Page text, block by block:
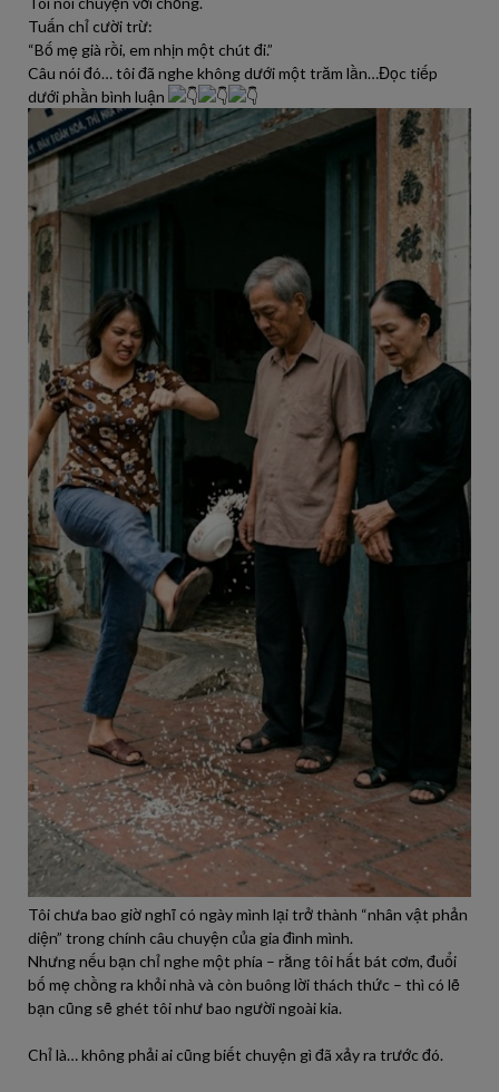
Tuấn chỉ cười trừ:
“Bố mẹ già rồi, em nhịn một chút đi.”
Câu nói đó… tôi đã nghe không dưới một trăm lần…Đọc tiếp
dưới phần bình luận
Tôi chưa bao giờ nghĩ có ngày mình lại trở thành “nhân vật phản
diện” trong chính câu chuyện của gia đình mình.
Nhưng nếu bạn chỉ nghe một phía – rằng tôi hất bát cơm, đuổi
bố mẹ chồng ra khỏi nhà và còn buông lời thách thức – thì có lẽ
bạn cũng sẽ ghét tôi như bao người ngoài kia.
Chỉ là… không phải ai cũng biết chuyện gì đã xảy ra trước đó.